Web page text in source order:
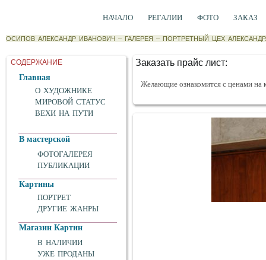
НАЧАЛО РЕГАЛИИ ФОТО ЗАКАЗ
ОСИПОВ АЛЕКСАНДР ИВАНОВИЧ – ГАЛЕРЕЯ – ПОРТРЕТНЫЙ ЦЕХ
СОДЕРЖАНИЕ
Главная
О ХУДОЖНИКЕ
МИРОВОЙ СТАТУС
ВЕХИ НА ПУТИ
В мастерской
ФОТОГАЛЕРЕЯ
ПУБЛИКАЦИИ
Картины
ПОРТРЕТ
ДРУГИЕ ЖАНРЫ
Магазин Картин
В НАЛИЧИИ
УЖЕ ПРОДАНЫ
Заказать прайс лист:
Желающие ознакомится с ценами на